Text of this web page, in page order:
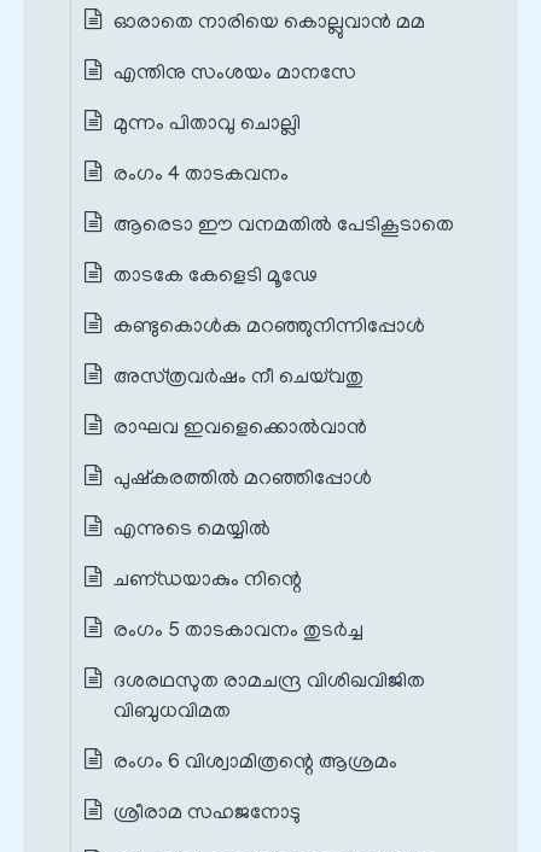
ഓരാതെ നാരിയെ കൊല്ലുവാന്‍ മമ
എന്തിനു സംശയം മാനസേ
മുന്നം പിതാവു ചൊല്ലി
രംഗം 4 താടകവനം
ആരെടാ ഈ വനമതില്‍ പേടികൂടാതെ
താടകേ കേളെടി മൂഢേ
കണ്ടുകൊള്‍ക മറഞ്ഞുനിന്നിപ്പോള്‍
അസ്‌ത്രവര്‍ഷം നീ ചെയ്‌വതു
രാഘവ ഇവളെക്കൊല്‍വാന്‍
പുഷ്‌കരത്തില്‍ മറഞ്ഞിപ്പോള്‍
എന്നുടെ മെയ്യില്‍
ചണ്‌ഡയാകും നിന്റെ
രംഗം 5 താടകാവനം തുടർച്ച
ദശരഥസുത രാമചന്ദ്ര വിശിഖവിജിത
വിബുധവിമത
രംഗം 6 വിശ്വാമിത്രന്റെ ആശ്രമം
ശ്രീരാമ സഹജനോടു